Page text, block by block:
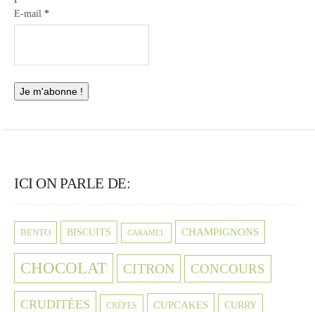
E-mail *
ICI ON PARLE DE:
BENTO BISCUITS CARAMEL CHAMPIGNONS
CHOCOLAT CITRON CONCOURS
CRUDITÉES CRÈPES CUPCAKES CURRY